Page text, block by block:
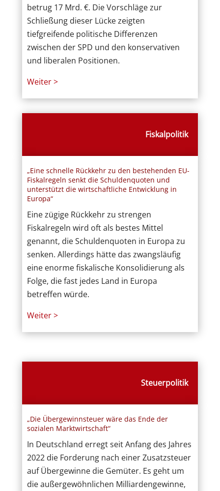
betrug 17 Mrd. €. Die Vorschläge zur
Schließung dieser Lücke zeigten
tiefgreifende politische Differenzen
zwischen der SPD und den konservativen
und liberalen Positionen.
Weiter >
Fiskalpolitik
„Eine schnelle Rückkehr zu den bestehenden EU-
Fiskalregeln senkt die Schuldenquoten und
unterstützt die wirtschaftliche Entwicklung in
Europa“
Eine zügige Rückkehr zu strengen
Fiskalregeln wird oft als bestes Mittel
genannt, die Schuldenquoten in Europa zu
senken. Allerdings hätte das zwangsläufig
eine enorme fiskalische Konsolidierung als
Folge, die fast jedes Land in Europa
betreffen würde.
Weiter >
Steuerpolitik
„Die Übergewinnsteuer wäre das Ende der
sozialen Marktwirtschaft“
In Deutschland erregt seit Anfang des Jahres
2022 die Forderung nach einer Zusatzsteuer
auf Übergewinne die Gemüter. Es geht um
die außergewöhnlichen Milliardengewinne,